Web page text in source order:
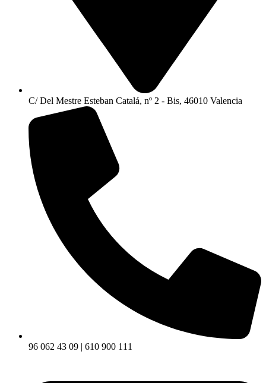
C/ Del Mestre Esteban Catalá, nº 2 - Bis, 46010 Valencia
96 062 43 09 | 610 900 111